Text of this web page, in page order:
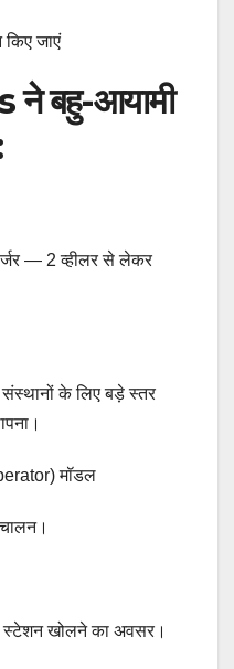
किए जाएं
बहु-आयामी
— 2 व्हीलर से लेकर
के लिए बड़े स्तर
मॉडल
स्टेशन खोलने का अवसर।